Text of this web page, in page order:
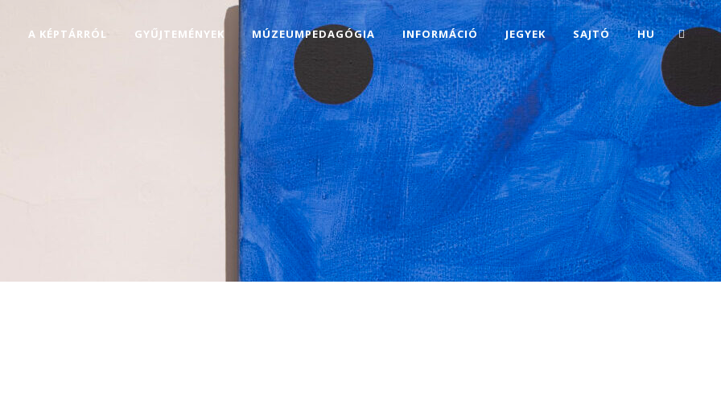
A KÉPTÁRRÓL GYŰJTEMÉNYEK MÚZEUMPEDAGÓGIA INFORMÁCIÓ JEGYEK SAJTÓ HU